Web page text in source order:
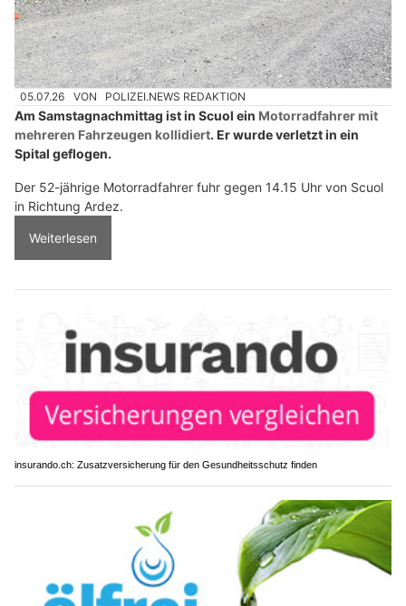
05.07.26 VON POLIZEI.NEWS REDAKTION
Am Samstagnachmittag ist in Scuol ein Motorradfahrer mit
mehreren Fahrzeugen kollidiert. Er wurde verletzt in ein
Spital geflogen.
Der 52-jährige Motorradfahrer fuhr gegen 14.15 Uhr von Scuol
in Richtung Ardez.
Weiterlesen
insurando.ch: Zusatzversicherung für den Gesundheitsschutz finden